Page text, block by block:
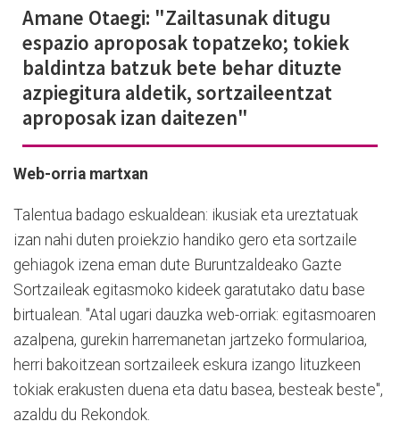
Amane Otaegi: "Zailtasunak ditugu
espazio aproposak topatzeko; tokiek
baldintza batzuk bete behar dituzte
azpiegitura aldetik, sortzaileentzat
aproposak izan daitezen"
Web-orria martxan
Talentua badago eskualdean: ikusiak eta ureztatuak
izan nahi duten proiekzio handiko gero eta sortzaile
gehiagok izena eman dute Buruntzaldeako Gazte
Sortzaileak egitasmoko kideek garatutako datu base
birtualean. "Atal ugari dauzka web-orriak: egitasmoaren
azalpena, gurekin harremanetan jartzeko formularioa,
herri bakoitzean sortzaileek eskura izango lituzkeen
tokiak erakusten duena eta datu basea, besteak beste",
azaldu du Rekondok.